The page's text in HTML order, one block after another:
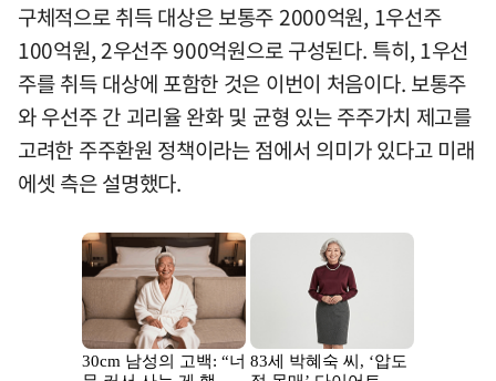
구체적으로 취득 대상은 보통주 2000억원, 1우선주
100억원, 2우선주 900억원으로 구성된다. 특히, 1우선
주를 취득 대상에 포함한 것은 이번이 처음이다. 보통주
와 우선주 간 괴리율 완화 및 균형 있는 주주가치 제고를
고려한 주주환원 정책이라는 점에서 의미가 있다고 미래
에셋 측은 설명했다.